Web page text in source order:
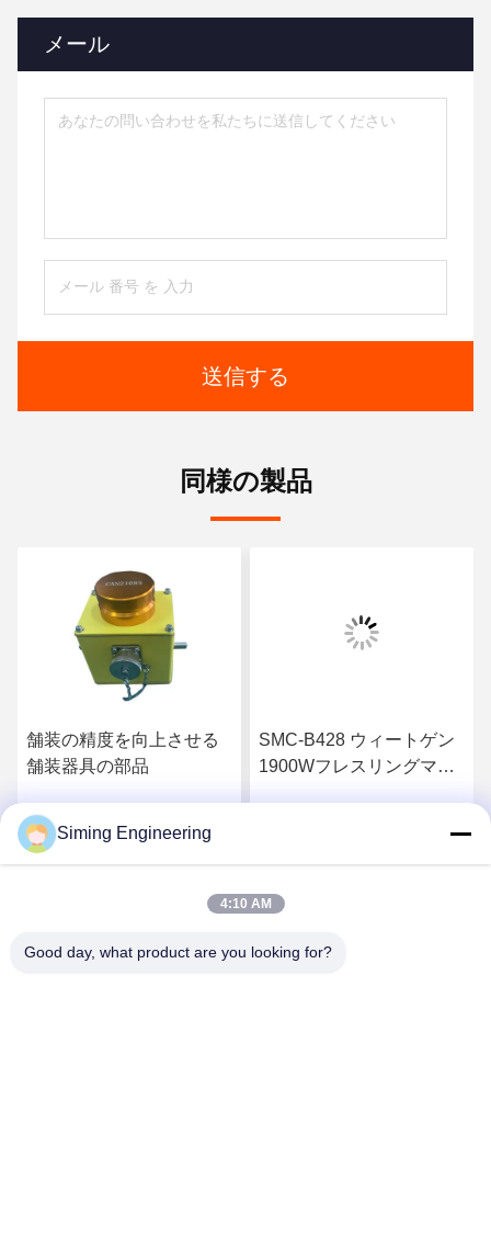
メール
送信する
同様の製品
舗装の精度を向上させる
舗装器具の部品
お問い合わせ
SMC-B428 ウィートゲン
1900Wフレスリングマシ
Siming Engineering
4:10 AM
Good day, what product are you looking for?